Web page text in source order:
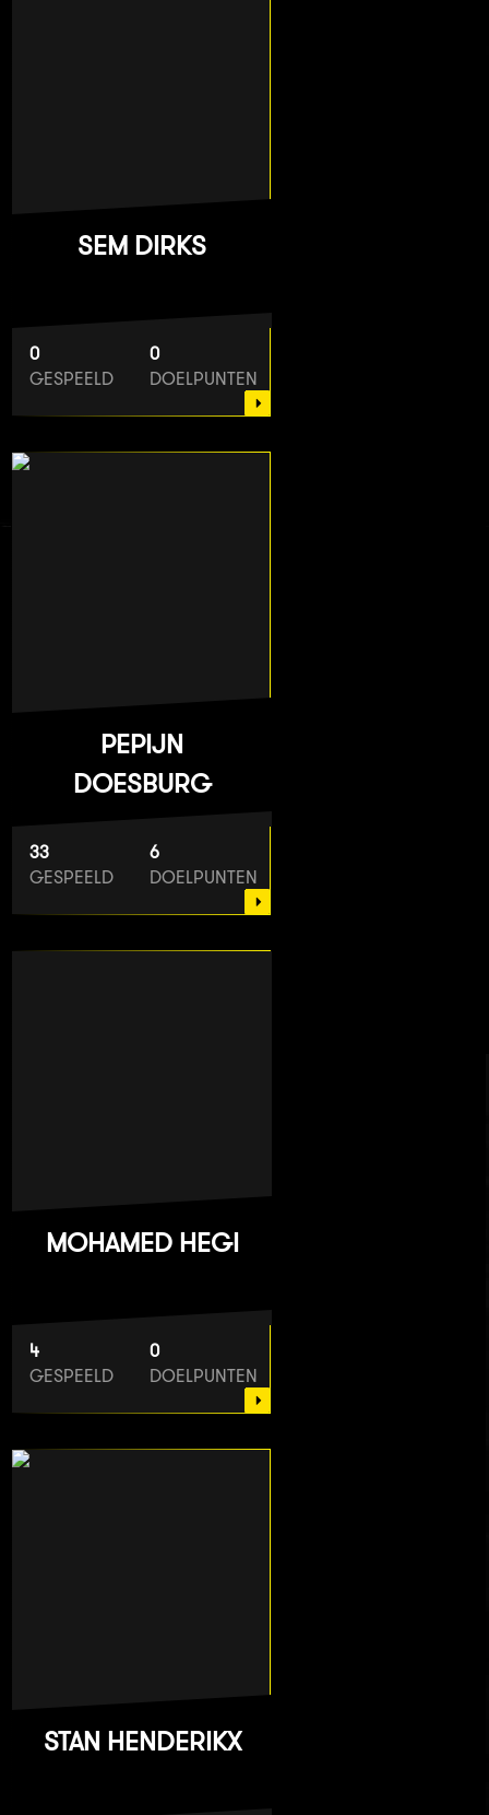
SEM DIRKS
0
GESPEELD
0
DOELPUNTEN
PEPIJN
DOESBURG
33
GESPEELD
6
DOELPUNTEN
MOHAMED HEGI
4
GESPEELD
0
DOELPUNTEN
STAN HENDERIKX